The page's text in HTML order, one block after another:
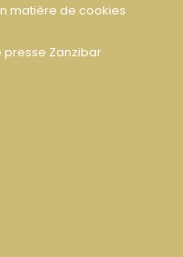
matière de cookies
presse Zanzibar